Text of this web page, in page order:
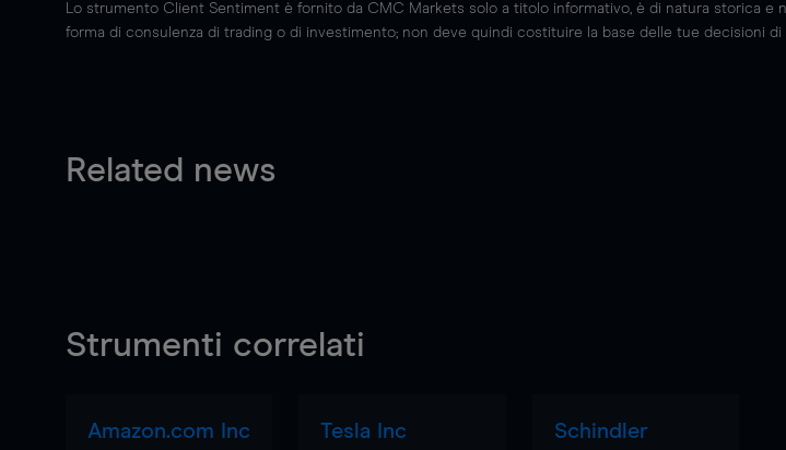
Lo strumento Client Sentiment è fornito da CMC Markets solo a titolo informativo, è di natura storica e
forma di consulenza di trading o di investimento; non deve quindi costituire la base delle tue decisioni
Related news
Strumenti correlati
Amazon.com Inc Tesla Inc
Schindler